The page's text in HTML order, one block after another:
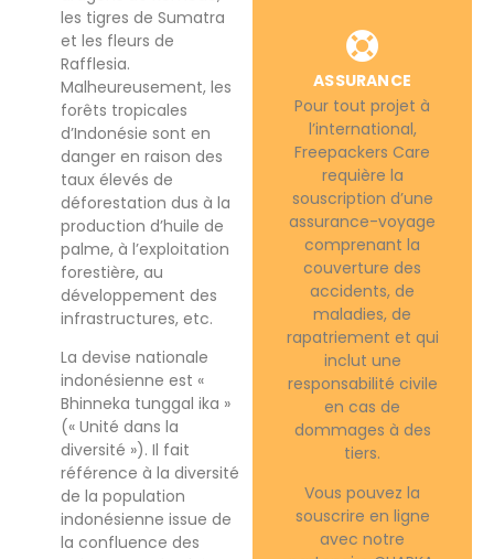
les tigres de Sumatra
et les fleurs de
Rafflesia.
Malheureusement, les
forêts tropicales
d’Indonésie sont en
danger en raison des
taux élevés de
déforestation dus à la
production d’huile de
palme, à l’exploitation
forestière, au
développement des
infrastructures, etc.
La devise nationale
indonésienne est «
Bhinneka tunggal ika »
(« Unité dans la
diversité »). Il fait
référence à la diversité
de la population
indonésienne issue de
la confluence des
ASSURANCE
Pour tout projet à
l’international,
Freepackers Care
requière la
souscription d’une
assurance-voyage
comprenant la
couverture des
accidents, de
maladies, de
rapatriement et qui
inclut une
responsabilité civile
en cas de
dommages à des
tiers.
Vous pouvez la
souscrire en ligne
avec notre